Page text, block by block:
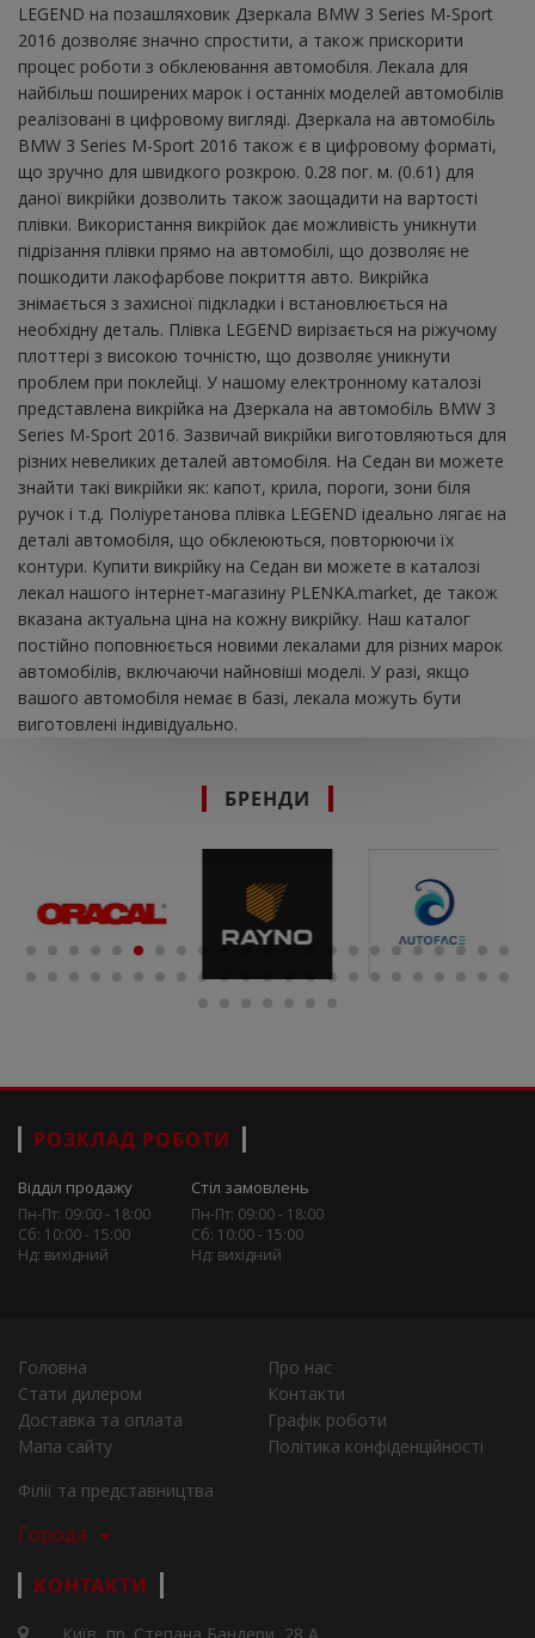
LEGEND на позашляховик Дзеркала BMW 3 Series M-Sport
2016 дозволяє значно спростити, а також прискорити
процес роботи з обклеювання автомобіля. Лекала для
найбільш поширених марок і останніх моделей автомобілів
реалізовані в цифровому вигляді. Дзеркала на автомобіль
BMW 3 Series M-Sport 2016 також є в цифровому форматі,
що зручно для швидкого розкрою. 0.28 пог. м. (0.61) для
даної викрійки дозволить також заощадити на вартості
плівки. Використання викрійок дає можливість уникнути
підрізання плівки прямо на автомобілі, що дозволяє не
пошкодити лакофарбове покриття авто. Викрійка
знімається з захисної підкладки і встановлюється на
необхідну деталь. Плівка LEGEND вирізається на ріжучому
плоттері з високою точністю, що дозволяє уникнути
проблем при поклейці. У нашому електронному каталозі
представлена ​​викрійка на Дзеркала на автомобіль BMW 3
Series M-Sport 2016. Зазвичай викрійки виготовляються для
різних невеликих деталей автомобіля. На Седан ви можете
знайти такі викрійки як: капот, крила, пороги, зони біля
ручок і т.д. Поліуретанова плівка LEGEND ідеально лягає на
деталі автомобіля, що обклеюються, повторюючи їх
контури. Купити викрійку на Седан ви можете в каталозі
лекал нашого інтернет-магазину PLENKA.market, де також
вказана актуальна ціна на кожну викрійку. Наш каталог
постійно поповнюється новими лекалами для різних марок
автомобілів, включаючи найновіші моделі. У разі, якщо
вашого автомобіля немає в базі, лекала можуть бути
виготовлені індивідуально.
БРЕНДИ
РОЗКЛАД РОБОТИ
Відділ продажу
Пн-Пт: 09:00 - 18:00
Сб: 10:00 - 15:00
Нд: вихідний
Стіл замовлень
Пн-Пт: 09:00 - 18:00
Сб: 10:00 - 15:00
Нд: вихідний
Головна
Про нас
Стати дилером
Контакти
Доставка та оплата
Графік роботи
Мапа сайту
Політика конфіденційності
Філії та представництва
Города
КОНТАКТИ